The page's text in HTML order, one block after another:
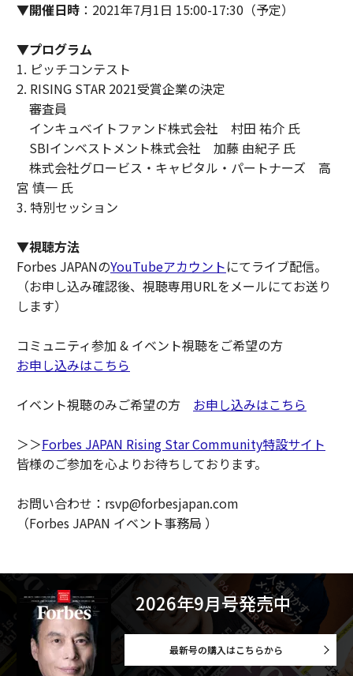
▼開催日時：2021年7月1日 15:00-17:30（予定）
▼プログラム
1. ピッチコンテスト
2. RISING STAR 2021受賞企業の決定
審査員
インキュベイトファンド株式会社 村田 祐介 氏
SBIインベストメント株式会社 加藤 由紀子 氏
株式会社グロービス・キャピタル・パートナーズ 高
宮 慎一 氏
3. 特別セッション
▼視聴方法
Forbes JAPANのYouTubeアカウントにてライブ配信。
（お申し込み確認後、視聴専用URLをメールにてお送り
します）
コミュニティ参加 & イベント視聴をご希望の方
お申し込みはこちら
イベント視聴のみご希望の方 お申し込みはこちら
＞＞Forbes JAPAN Rising Star Community特設サイト
皆様のご参加を心よりお待ちしております。
お問い合わせ：rsvp@forbesjapan.com
（Forbes JAPAN イベント事務局 ）
2026年9月号発売中
最新号の購入はこちらから